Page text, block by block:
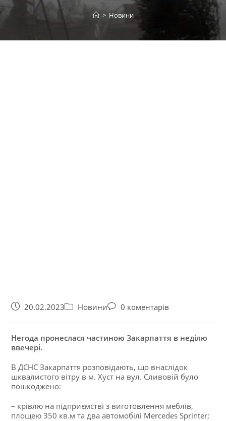
> Новини
20.02.2023 Новини 0 коментарів
Негода пронеслася частиною Закарпаття в неділю
ввечері.
В ДСНС Закарпаття розповідають, що внаслідок
шквалистого вітру в м. Хуст на вул. Сливовій було
пошкоджено:
– крівлю на підприємстві з виготовлення меблів,
площею 350 кв.м та два автомобілі Mercedes Sprinter;